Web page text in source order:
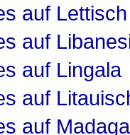
auf Lettisch
auf
auf Lingala
auf
auf